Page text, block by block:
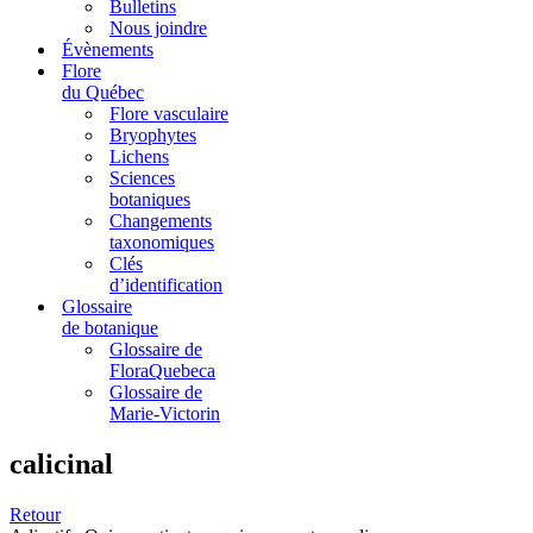
Bulletins
Nous joindre
Évènements
Flore
du Québec
Flore vasculaire
Bryophytes
Lichens
Sciences
botaniques
Changements
taxonomiques
Clés
d’identification
Glossaire
de botanique
Glossaire de
FloraQuebeca
Glossaire de
Marie-Victorin
calicinal
Retour